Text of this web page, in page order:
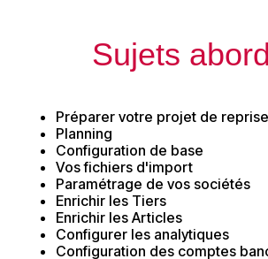
Sujets
Préparer votre projet de reprise
Planning
Configuration de base
Vos fichiers d'import
Paramétrage de vos sociétés
Enrichir les Tiers
Enrichir les Articles
Configurer les analytiques
Configuration des comptes